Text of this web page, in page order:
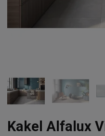
Kakel Alfalux